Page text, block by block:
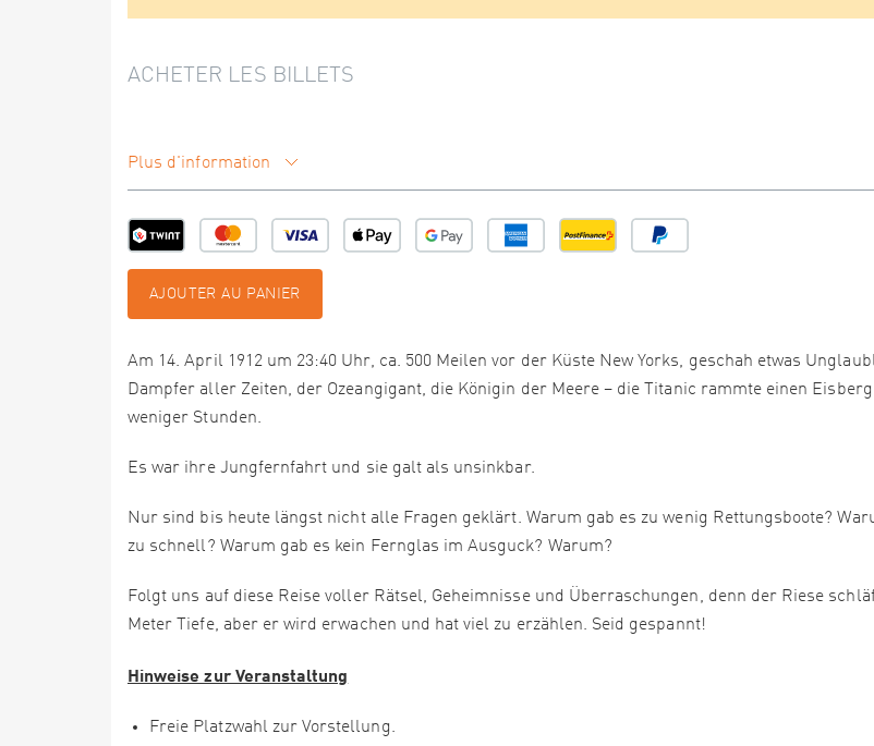
ACHETER LES BILLETS
Plus d'information
AJOUTER AU PANIER
Am 14. April 1912 um 23:40 Uhr, ca. 500 Meilen vor der Küste New Yorks, geschah etwas
Dampfer aller Zeiten, der Ozeangigant, die Königin der Meere – die Titanic rammte einen
weniger Stunden.
Es war ihre Jungfernfahrt und sie galt als unsinkbar.
Nur sind bis heute längst nicht alle Fragen geklärt. Warum gab es zu wenig Rettungsboote?
zu schnell? Warum gab es kein Fernglas im Ausguck? Warum?
Folgt uns auf diese Reise voller Rätsel, Geheimnisse und Überraschungen, denn der Riese
Meter Tiefe, aber er wird erwachen und hat viel zu erzählen. Seid gespannt!
Hinweise zur Veranstaltung
Freie Platzwahl zur Vorstellung.